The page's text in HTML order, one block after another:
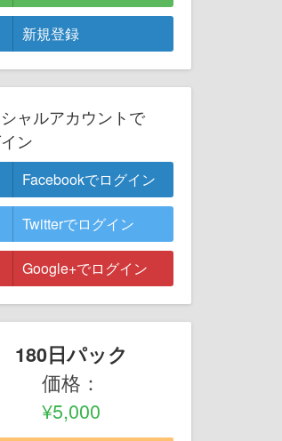
新規登録
ャルアカウントで
ン
Facebookでログイン
Twitterでログイン
Google+でログイン
180日パック
価格：
¥5,000